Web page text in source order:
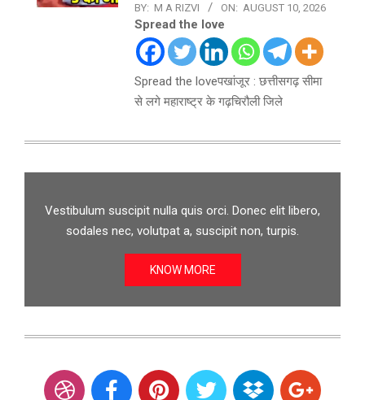
BY: M A RIZVI ON: AUGUST 10, 2026
Spread the love
Spread the loveपखांजूर : छत्तीसगढ़ सीमा
से लगे महाराष्ट्र के गढ़चिरौली जिले
Vestibulum suscipit nulla quis orci. Donec elit libero,
sodales nec, volutpat a, suscipit non, turpis.
KNOW MORE